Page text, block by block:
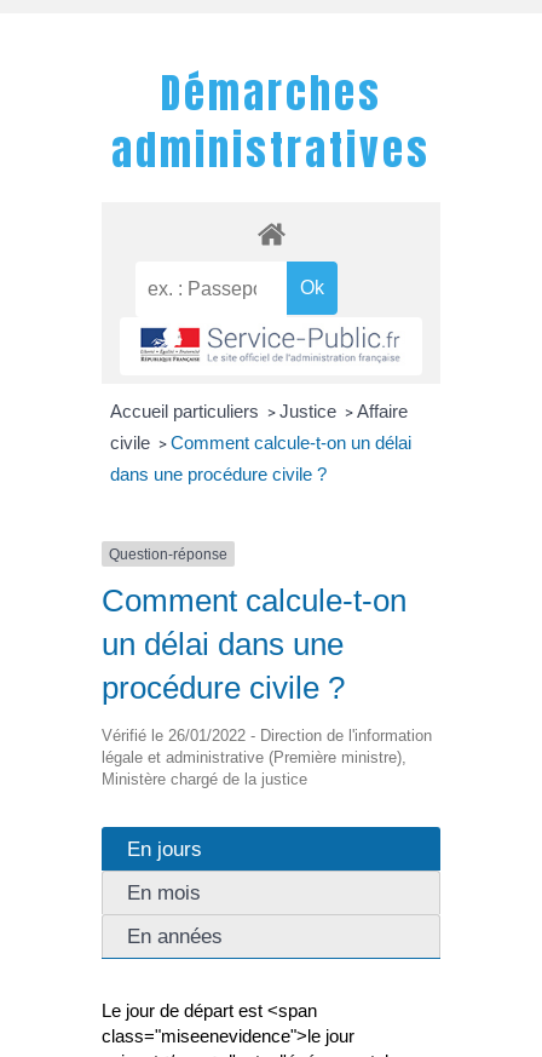
Démarches
administratives
Accueil particuliers > Justice > Affaire
civile > Comment calcule-t-on un délai
dans une procédure civile ?
Question-réponse
Comment calcule-t-on
un délai dans une
procédure civile ?
Vérifié le 26/01/2022 - Direction de l'information
légale et administrative (Première ministre),
Ministère chargé de la justice
En jours
En mois
En années
Le jour de départ est <span
class="miseenevidence">le jour